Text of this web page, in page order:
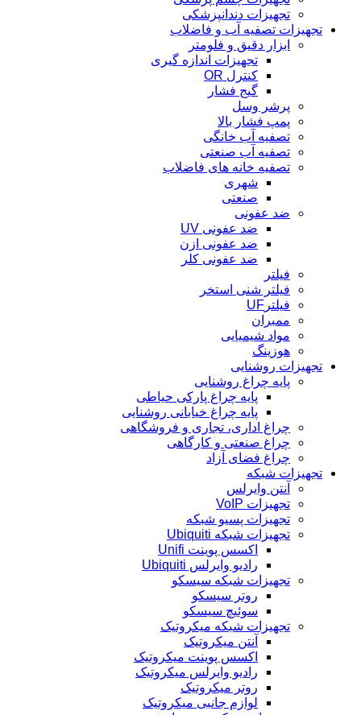
تجهیزات دندانپزشکی
تجهیزات تصفیه آب و فاضلاب
ابزار دقیق و فلومتر
تجهیزات اندازه گیری
کنترل OR
گیج فشار
پرشر وسل
پمپ فشار بالا
تصفیه آب خانگی
تصفیه آب صنعتی
تصفیه خانه های فاضلاب
شهری
صنعتی
ضد عفونی
ضد عفونی UV
ضد عفونی ازن
ضد عفونی کلر
فیلتر
فیلتر شنی استخر
فیلترUF
ممبران
مواد شیمیایی
هوزینگ
تجهیزات روشنایی
پایه چراغ روشنایی
پایه چراغ پارکی حیاطی
پایه چراغ خیابانی روشنایی
چراغ اداری، تجاری و فروشگاهی
چراغ صنعتی و کارگاهی
چراغ فضای آزاد
تجهیزات شبکه
آنتن وایرلس
تجهیزات VoIP
تجهیزات پسیو شبکه
تجهیزات شبکه Ubiquiti
اکسس پوینت Unifi
رادیو وایرلس Ubiquiti
تجهیزات شبکه سیسکو
روتر سیسکو
سوئیچ سیسکو
تجهیزات شبکه میکروتیک
آنتن میکروتیک
اکسس پوینت میکروتیک
رادیو وایرلس میکروتیک
روتر میکروتیک
لوازم جانبی میکروتیک